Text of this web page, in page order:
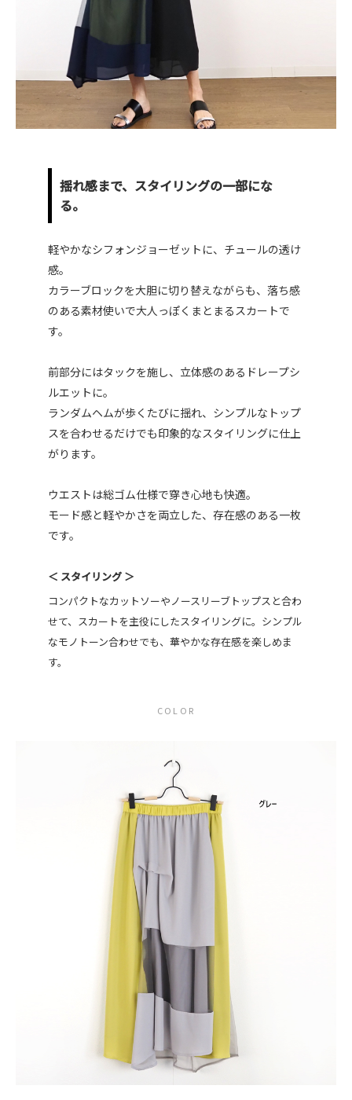
揺れ感まで、スタイリングの一部にな
る。
軽やかなシフォンジョーゼットに、チュールの透け
感。
カラーブロックを大胆に切り替えながらも、落ち感
のある素材使いで大人っぽくまとまるスカートで
す。
前部分にはタックを施し、立体感のあるドレープシ
ルエットに。
ランダムヘムが歩くたびに揺れ、シンプルなトップ
スを合わせるだけでも印象的なスタイリングに仕上
がります。
ウエストは総ゴム仕様で穿き心地も快適。
モード感と軽やかさを両立した、存在感のある一枚
です。
＜ スタイリング ＞
コンパクトなカットソーやノースリーブトップスと合わ
せて、スカートを主役にしたスタイリングに。シンプル
なモノトーン合わせでも、華やかな存在感を楽しめま
す。
COLOR